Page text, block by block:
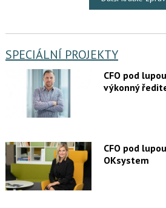
SPECIÁLNÍ PROJEKTY
CFO pod
výkonný
CFO pod
OKsystem